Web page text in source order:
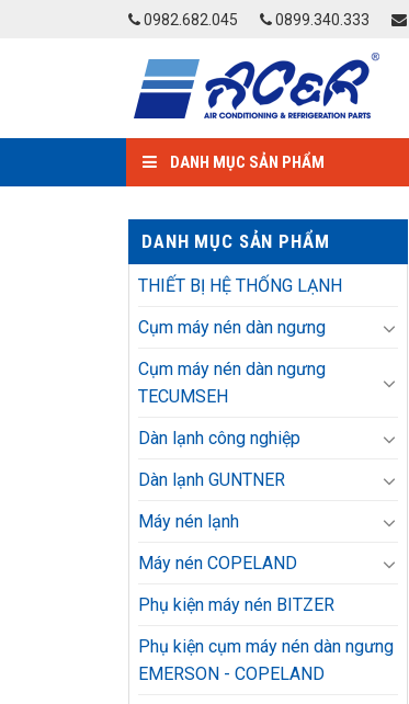
0982.682.045 0899.340.333
DANH MỤC SẢN PHẨM
DANH MỤC SẢN PHẨM
THIẾT BỊ HỆ THỐNG LẠNH
Cụm máy nén dàn ngưng
Cụm máy nén dàn ngưng
TECUMSEH
Dàn lạnh công nghiệp
Dàn lạnh GUNTNER
Máy nén lạnh
Máy nén COPELAND
Phụ kiện máy nén BITZER
Phụ kiện cụm máy nén dàn ngưng
EMERSON - COPELAND